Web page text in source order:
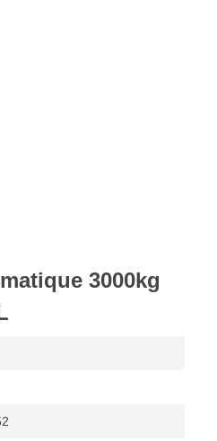
3000kg